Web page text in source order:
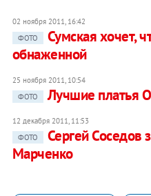
02 ноября 2011, 16:42
ФОТО
Сумская хочет,
обнаженной
25 ноября 2011, 10:54
ФОТО
Лучшие платья
12 декабря 2011, 11:53
ФОТО
Сергей Соседов
Марченко